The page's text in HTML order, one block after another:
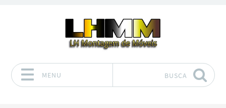
MENU BUSCA